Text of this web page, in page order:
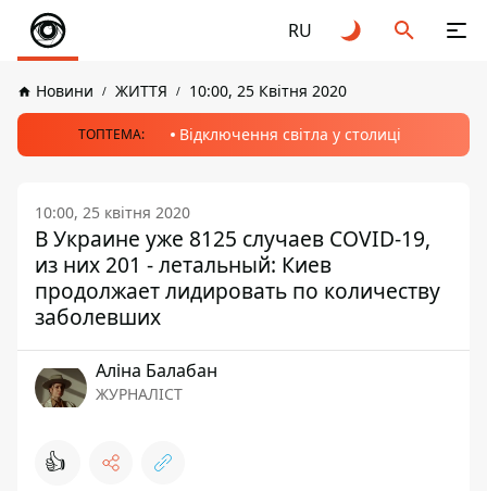
RU
Новини ЖИТТЯ 10:00, 25 Квітня 2020
ТОПТЕМА: Відключення світла у столиці
10:00, 25 квітня 2020
В Украине уже 8125 случаев COVID-19,
из них 201 - летальный: Киев
продолжает лидировать по количеству
заболевших
Аліна Балабан
ЖУРНАЛІСТ
👍